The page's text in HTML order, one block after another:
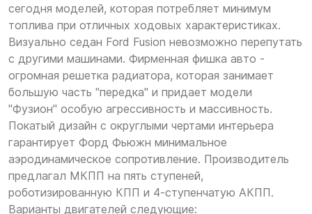
сегодня моделей, которая потребляет минимум
топлива при отличных ходовых характеристиках.
Визуально седан Ford Fusion невозможно перепутать
с другими машинами. Фирменная фишка авто -
огромная решетка радиатора, которая занимает
большую часть "передка" и придает модели
"Фузион" особую агрессивность и массивность.
Покатый дизайн с округлыми чертами интерьера
гарантирует Форд Фьюжн минимальное
аэродинамическое сопротивление. Производитель
предлагал МКПП на пять ступеней,
роботизированную КПП и 4-ступенчатую АКПП.
Варианты двигателей следующие: